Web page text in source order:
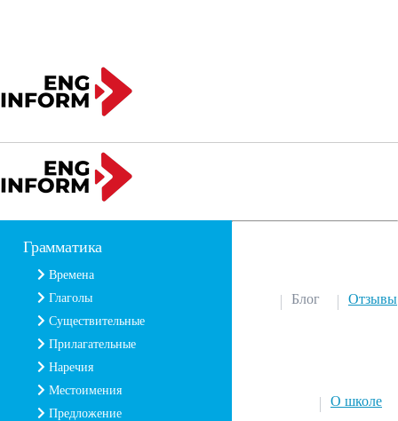
Грамматика
Времена
Глаголы
Существительные
Прилагательные
Наречия
Местоимения
Предложение
Отзывы
Блог
О школе